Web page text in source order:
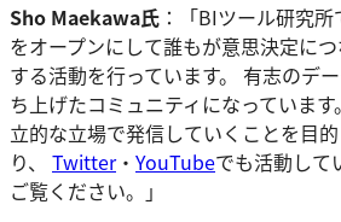
Sho Maekawa氏 ：「BIツール研究
をオープンにして誰もが意思決定に
する活動を行っています。 有志のデ
ち上げたコミュニティになっていま
立的な立場で発信していくことを目
り、 Twitter・ YouTubeでも活動して
ご覧ください。」